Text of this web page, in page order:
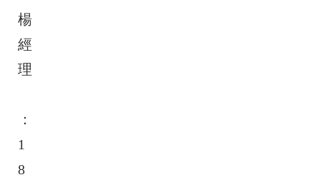
楊
經
理
：
1
8